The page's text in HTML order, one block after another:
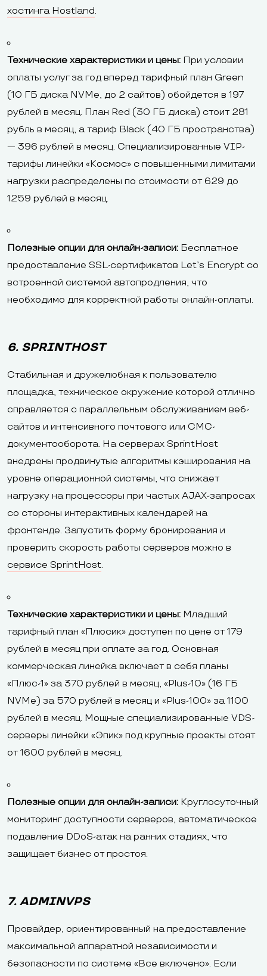
хостинга Hostland.
Технические характеристики и цены: При условии
оплаты услуг за год вперед тарифный план Green
(10 ГБ диска NVMe, до 2 сайтов) обойдется в 197
рублей в месяц. План Red (30 ГБ диска) стоит 281
рубль в месяц, а тариф Black (40 ГБ пространства)
— 396 рублей в месяц. Специализированные VIP-
тарифы линейки «Космос» с повышенными лимитами
нагрузки распределены по стоимости от 629 до
1259 рублей в месяц.
Полезные опции для онлайн-записи: Бесплатное
предоставление SSL-сертификатов Let’s Encrypt со
встроенной системой автопродления, что
необходимо для корректной работы онлайн-оплаты.
6. SPRINTHOST
Стабильная и дружелюбная к пользователю
площадка, техническое окружение которой отлично
справляется с параллельным обслуживанием веб-
сайтов и интенсивного почтового или СМС-
документооборота. На серверах SprintHost
внедрены продвинутые алгоритмы кэширования на
уровне операционной системы, что снижает
нагрузку на процессоры при частых AJAX-запросах
со стороны интерактивных календарей на
фронтенде. Запустить форму бронирования и
проверить скорость работы серверов можно в
сервисе SprintHost.
Технические характеристики и цены: Младший
тарифный план «Плюсик» доступен по цене от 179
рублей в месяц при оплате за год. Основная
коммерческая линейка включает в себя планы
«Плюс-1» за 370 рублей в месяц, «Plus-10» (16 ГБ
NVMe) за 570 рублей в месяц и «Plus-100» за 1100
рублей в месяц. Мощные специализированные VDS-
серверы линейки «Эпик» под крупные проекты стоят
от 1600 рублей в месяц.
Полезные опции для онлайн-записи: Круглосуточный
мониторинг доступности серверов, автоматическое
подавление DDoS-атак на ранних стадиях, что
защищает бизнес от простоя.
7. ADMINVPS
Провайдер, ориентированный на предоставление
максимальной аппаратной независимости и
безопасности по системе «Все включено». Если